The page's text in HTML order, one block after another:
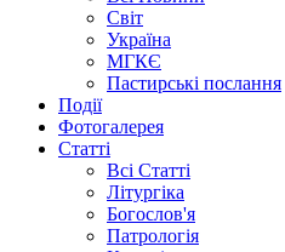
Світ
Україна
МГКЄ
Пастирські послання
Події
Фотогалерея
Статті
Всі Статті
Літургіка
Богослов'я
Патрологія